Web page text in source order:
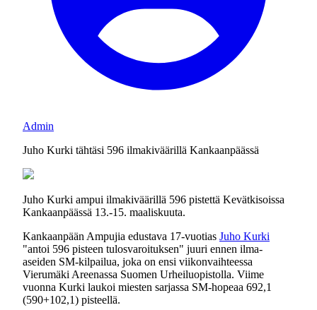
Admin
Juho Kurki tähtäsi 596 ilmakiväärillä Kankaanpäässä
Juho Kurki ampui ilmakiväärillä 596 pistettä Kevätkisoissa
Kankaanpäässä 13.-15. maaliskuuta.
Kankaanpään Ampujia edustava 17-vuotias Juho Kurki
"antoi 596 pisteen tulosvaroituksen" juuri ennen ilma-
aseiden SM-kilpailua, joka on ensi viikonvaihteessa
Vierumäki Areenassa Suomen Urheiluopistolla. Viime
vuonna Kurki laukoi miesten sarjassa SM-hopeaa 692,1
(590+102,1) pisteellä.